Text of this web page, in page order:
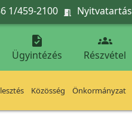
1/459-2100  Nyitvatartás

Ügyintézés

Részvétel
Közösség Önkormányzat